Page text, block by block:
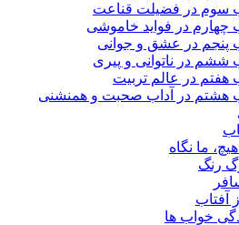
سوم در فضیلت قناعت
چهارم در فواید خاموشى
پنجم در عشق و جوانى
ششم در ناتوانى و پیرى
هفتم در عالم تربیت
هشتم در آداب صحبت و همنشنى
ما نگاه
رنگ
آفتاب
خواب ها